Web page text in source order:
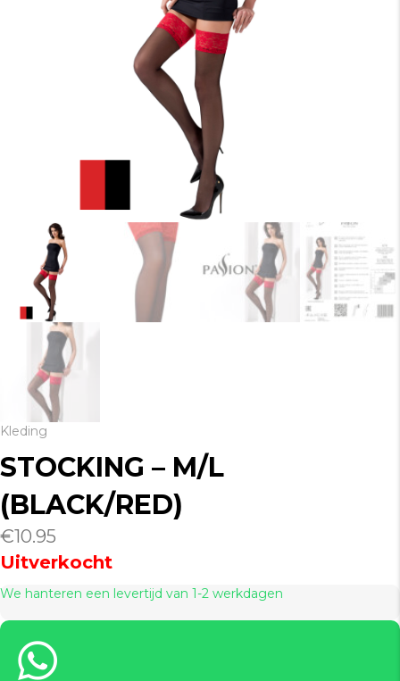
Kleding
STOCKING – M/L
(BLACK/RED)
€10.95
Uitverkocht
We hanteren een levertijd van 1-2 werkdagen